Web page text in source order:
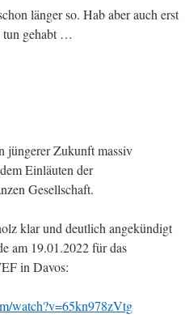
länger so. Hab aber auch erst
tun gehabt …
jüngerer Zukunft massiv
Einläuten der
Gesellschaft.
klar und deutlich angekündigt
am 19.01.2022 für das
in Davos:
watch?v=65kn978zVtg